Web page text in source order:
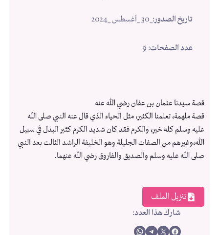
تاريخ الصدور:
عدد الصفحات: 9
قصة سيدنا عثمان بن عفان رضي الله عنه
قصة ملهمة، تعلمنا الكثير، مثل الحياء الذي قال عنه النبي صلى الله
عليه وسلم كله خير، والكرم فقد كان شديد الكرم كثير البذل في سبيل
الله،وغيرهم من الصفات الجليلة وهو الخليفة الراشد الثالت بعد النبي
صلى الله عليه وسلم والصديق والفاروق رضي الله عنهما.
تنزيل الملف
شارك هذا العدد:
Share on Facebook
Share on X
Share on Telegram
Share on WhatsApp